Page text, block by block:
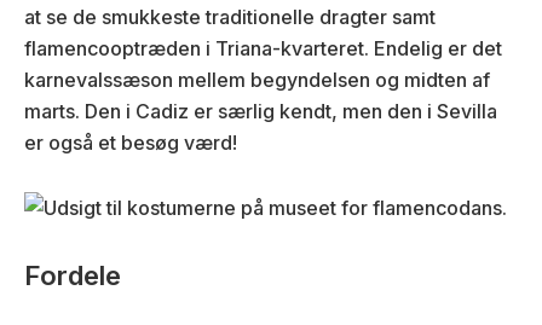
at se de smukkeste traditionelle dragter samt
flamencooptræden i Triana-kvarteret. Endelig er det
karnevalssæson mellem begyndelsen og midten af
marts. Den i Cadiz er særlig kendt, men den i Sevilla
er også et besøg værd!
Fordele